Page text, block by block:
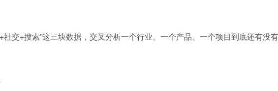
社交+搜索”这三块数据，交叉分析一个行业、一个产品、一个项目到底还有没有